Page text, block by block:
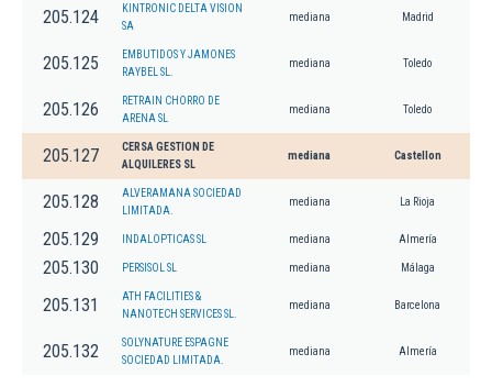
205.124
KINTRONIC DELTA VISION
SA
mediana Madrid
205.125
EMBUTIDOS Y JAMONES
RAYBEL SL.
mediana Toledo
205.126
RETRAIN CHORRO DE
ARENA SL
mediana Toledo
205.127
CERSA GESTION DE
ALQUILERES SL
mediana Castellon
205.128
ALVERAMANA SOCIEDAD
LIMITADA.
mediana La Rioja
205.129 INDALOPTICAS SL mediana Almería
205.130 PERSISOL SL mediana Málaga
205.131
ATH FACILITIES &
NANOTECH SERVICES SL.
mediana Barcelona
205.132
SOLYNATURE ESPAGNE
SOCIEDAD LIMITADA.
mediana Almería